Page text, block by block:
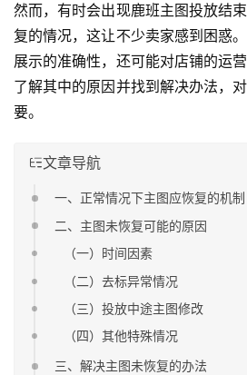
然而，有时会出现鹿班主图投放结
复的情况，这让不少卖家感到困惑
展示的准确性，还可能对店铺的运
了解其中的原因并找到解决办法，
要。
文章导航
一、正常情况下主图应恢复的机制
二、主图未恢复可能的原因
（一）时间因素
（二）去标异常情况
（三）投放中途主图修改
（四）其他特殊情况
三、解决主图未恢复的办法